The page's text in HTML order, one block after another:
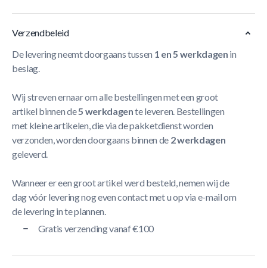
Verzendbeleid
De levering neemt doorgaans tussen 1 en 5 werkdagen in
beslag.
Wij streven ernaar om alle bestellingen met een groot
artikel binnen de5 werkdagente leveren. Bestellingen
met kleine artikelen, die via de pakketdienst worden
verzonden, worden doorgaans binnen de 2 werkdagen
geleverd.
Wanneer er een groot artikel werd besteld, nemen wij de
dag vóór levering nog even contact met u op via e-mail om
de levering in te plannen.
Gratis verzending vanaf €100